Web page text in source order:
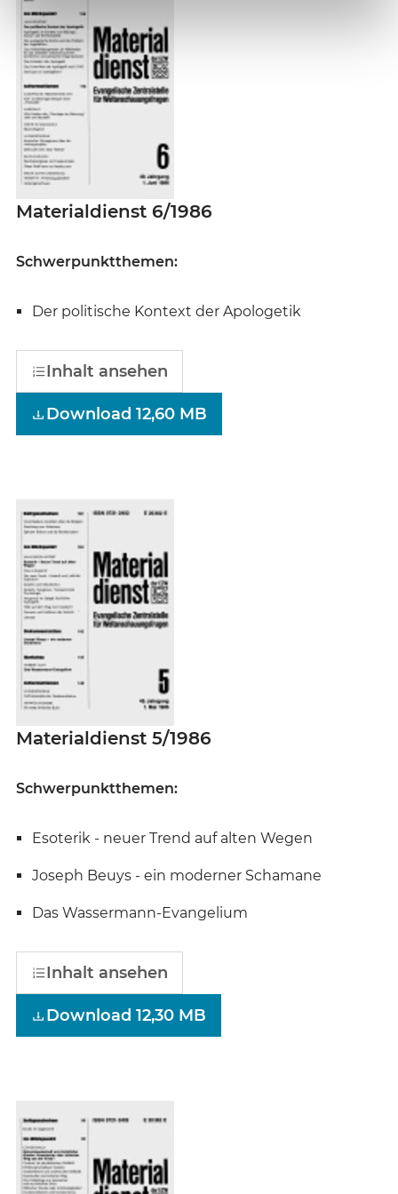
Materialdienst 6/1986
Schwerpunktthemen:
Der politische Kontext der Apologetik
Inhalt ansehen
Download 12,60 MB
Materialdienst 5/1986
Schwerpunktthemen:
Esoterik - neuer Trend auf alten Wegen
Joseph Beuys - ein moderner Schamane
Das Wassermann-Evangelium
Inhalt ansehen
Download 12,30 MB